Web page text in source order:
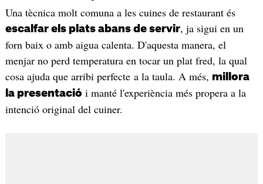
Una tècnica molt comuna a les cuines de restaurant és
escalfar els plats abans de servir, ja sigui en un
forn baix o amb aigua calenta. D'aquesta manera, el
menjar no perd temperatura en tocar un plat fred, la qual
cosa ajuda que arribi perfecte a la taula. A més, millora
la presentació i manté l'experiència més propera a la
intenció original del cuiner.